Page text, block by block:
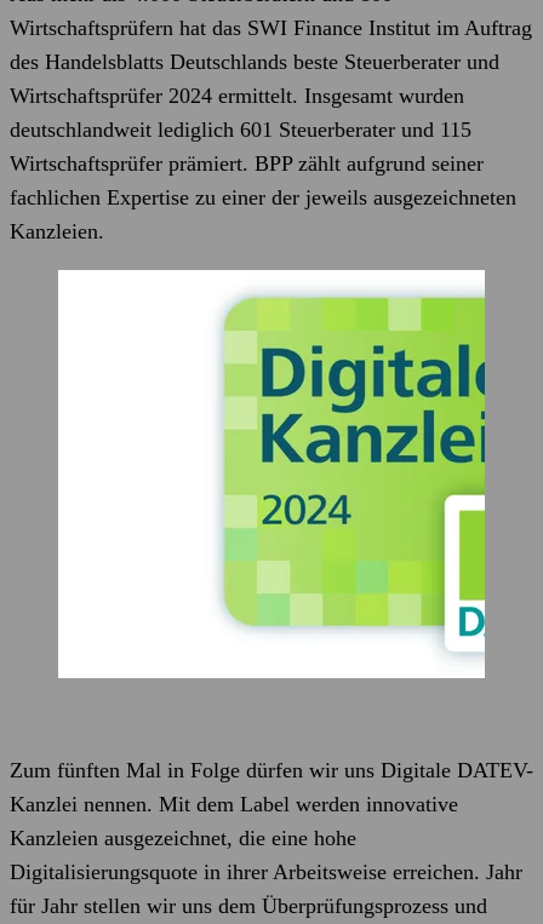
Wirtschaftsprüfern hat das SWI Finance Institut im Auftrag
des Handelsblatts Deutschlands beste Steuerberater und
Wirtschaftsprüfer 2024 ermittelt. Insgesamt wurden
deutschlandweit lediglich 601 Steuerberater und 115
Wirtschaftsprüfer prämiert. BPP zählt aufgrund seiner
fachlichen Expertise zu einer der jeweils ausgezeichneten
Kanzleien.
Zum fünften Mal in Folge dürfen wir uns Digitale DATEV-
Kanzlei nennen. Mit dem Label werden innovative
Kanzleien ausgezeichnet, die eine hohe
Digitalisierungsquote in ihrer Arbeitsweise erreichen. Jahr
für Jahr stellen wir uns dem Überprüfungsprozess und